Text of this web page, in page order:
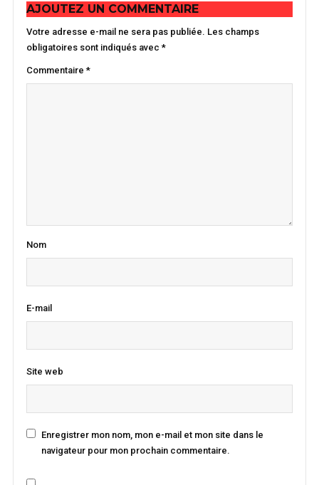
AJOUTEZ UN COMMENTAIRE
Votre adresse e-mail ne sera pas publiée. Les champs
obligatoires sont indiqués avec *
Commentaire *
Nom
E-mail
Site web
Enregistrer mon nom, mon e-mail et mon site dans le
navigateur pour mon prochain commentaire.